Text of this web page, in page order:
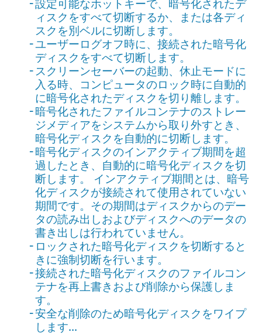
設定可能なホットキーで、暗号化されたデ
ィスクをすべて切断するか、または各ディ
スクを別ベルに切断します。
ユーザーログオフ時に、接続された暗号化
ディスクをすべて切断します。
スクリーンセーバーの起動、休止モードに
入る時、コンピュータのロック時に自動的
に暗号化されたディスクを切り離します。
暗号化されたファイルコンテナのストレー
ジメディアをシステムから取り外すとき、
暗号化ディスクを自動的に切断します。
暗号化ディスクのインアクティブ期間を超
過したとき、自動的に暗号化ディスクを切
断します。 インアクティブ期間とは、暗号
化ディスクが接続されて使用されていない
期間です。その期間はディスクからのデー
タの読み出しおよびディスクへのデータの
書き出しは行われていません。
ロックされた暗号化ディスクを切断すると
きに強制切断を行います。
接続された暗号化ディスクのファイルコン
テナを再上書きおよび削除から保護しま
す。
安全な削除のため暗号化ディスクをワイプ
します...